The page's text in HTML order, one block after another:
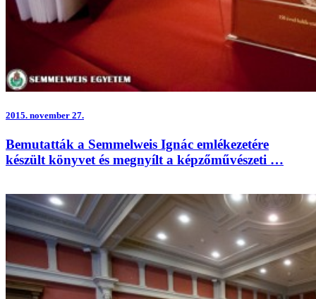
2015. november 27.
Bemutatták a Semmelweis Ignác emlékezetére
készült könyvet és megnyílt a képzőművészeti …